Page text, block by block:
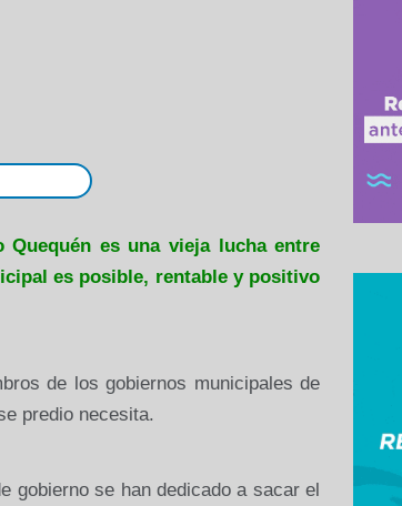
Quequén es una vieja lucha entre
es posible, rentable y positivo
de los gobiernos municipales de
predio necesita.
gobierno se han dedicado a sacar el